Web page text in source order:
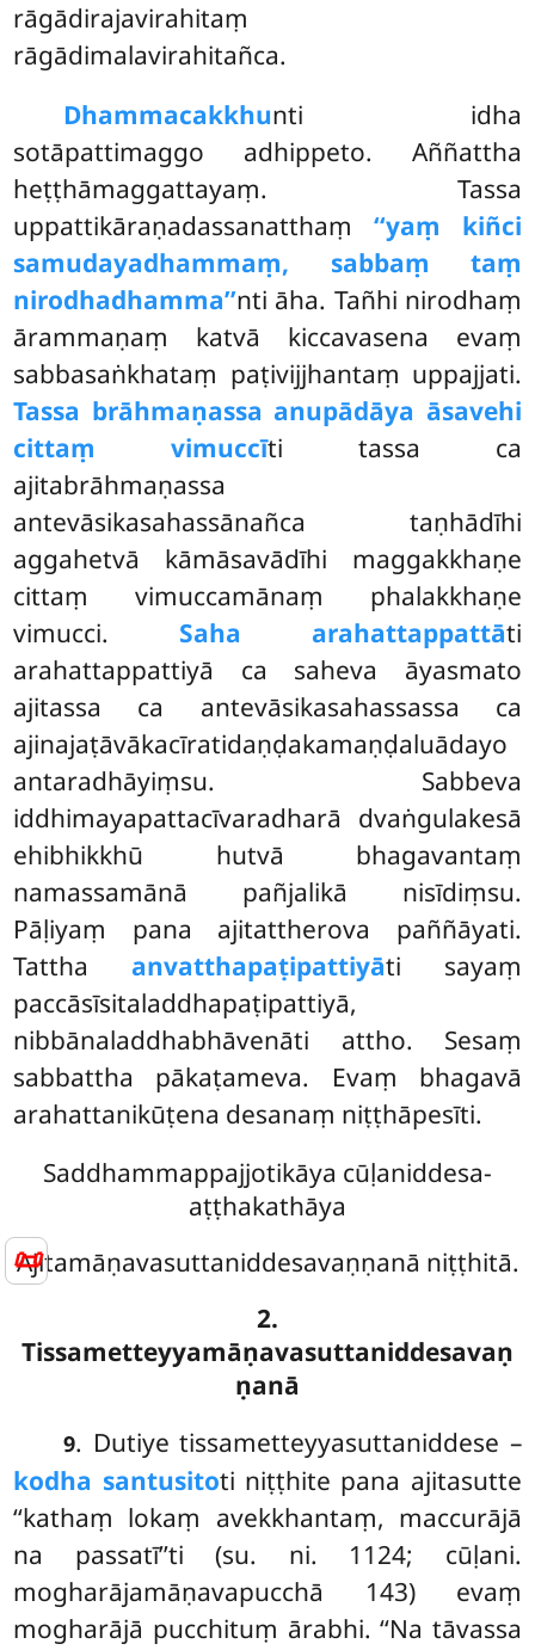
📜
rāgādirajavirahitaṃ
rāgādimalavirahitañca.
Dhammacakkhunti idha
sotāpattimaggo adhippeto. Aññattha
heṭṭhāmaggattayaṃ. Tassa
uppattikāraṇadassanatthaṃ ‘‘yaṃ kiñci
samudayadhammaṃ, sabbaṃ taṃ
nirodhadhamma’’nti āha. Tañhi nirodhaṃ
ārammaṇaṃ katvā kiccavasena evaṃ
sabbasaṅkhataṃ paṭivijjhantaṃ uppajjati.
Tassa brāhmaṇassa anupādāya āsavehi
cittaṃ vimuccīti tassa ca
ajitabrāhmaṇassa
antevāsikasahassānañca taṇhādīhi
aggahetvā kāmāsavādīhi maggakkhaṇe
cittaṃ vimuccamānaṃ phalakkhaṇe
vimucci. Saha arahattappattāti
arahattappattiyā ca saheva āyasmato
ajitassa ca antevāsikasahassassa ca
ajinajaṭāvākacīratidaṇḍakamaṇḍaluādayo
antaradhāyiṃsu. Sabbeva
iddhimayapattacīvaradharā dvaṅgulakesā
ehibhikkhū hutvā bhagavantaṃ
namassamānā pañjalikā nisīdiṃsu.
Pāḷiyaṃ pana ajitattherova paññāyati.
Tattha anvatthapaṭipattiyāti sayaṃ
paccāsīsitaladdhapaṭipattiyā,
nibbānaladdhabhāvenāti attho. Sesaṃ
sabbattha pākaṭameva. Evaṃ bhagavā
arahattanikūṭena desanaṃ niṭṭhāpesīti.
Saddhammappajjotikāya cūḷaniddesa-
aṭṭhakathāya
Ajitamāṇavasuttaniddesavaṇṇanā niṭṭhitā.
2.
Tissametteyyamāṇavasuttaniddesavaṇ
ṇanā
9. Dutiyetissametteyyasuttaniddese –
kodha santusitoti niṭṭhite pana ajitasutte
‘‘kathaṃ lokaṃ avekkhantaṃ, maccurājā
na passatī’’ti (su. ni. 1124; cūḷani.
mogharājamāṇavapucchā 143) evaṃ
mogharājā pucchituṃ ārabhi. ‘‘Na tāvassa